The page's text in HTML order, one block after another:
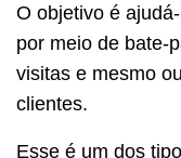
O objetivo é
por meio de bate-
visitas e mesmo
clientes.
Esse é um dos